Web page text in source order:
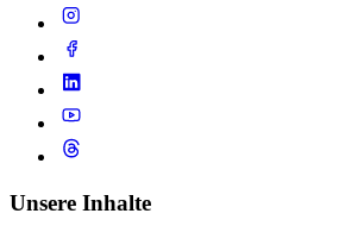
Unsere Inhalte